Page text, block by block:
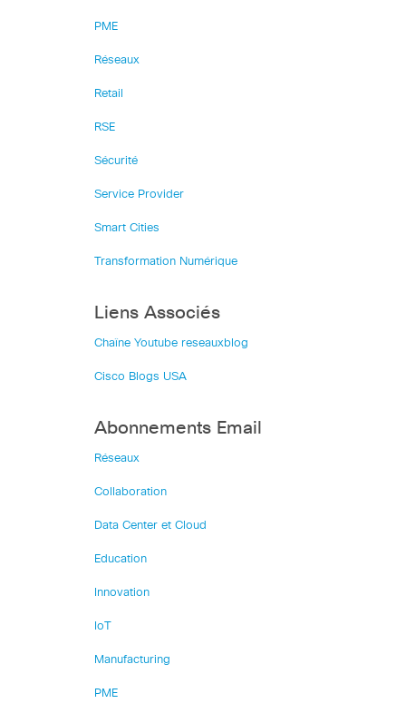
PME
Réseaux
Retail
RSE
Sécurité
Service Provider
Smart Cities
Transformation Numérique
Liens Associés
Chaîne Youtube reseauxblog
Cisco Blogs USA
Abonnements Email
Réseaux
Collaboration
Data Center et Cloud
Education
Innovation
IoT
Manufacturing
PME